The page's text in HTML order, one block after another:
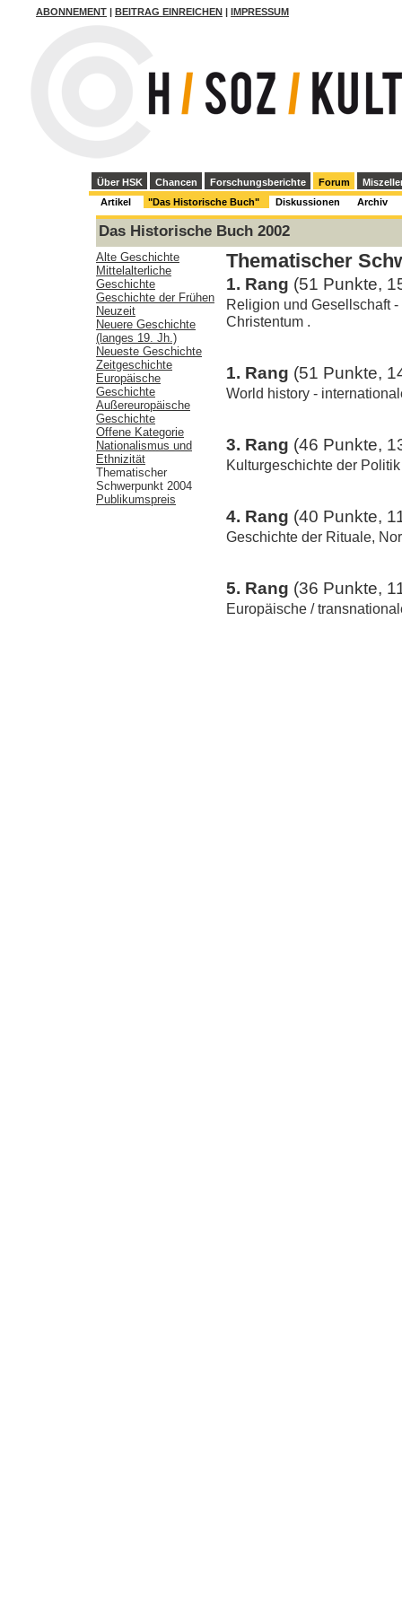
ABONNEMENT BEITRAG EINREICHEN IMPRESSUM
Über HSK Chancen Forschungsberichte Forum
Artikel
"Das Historische Buch" Diskussionen Archiv
Das Historische Buch 2002
Alte Geschichte
Mittelalterliche
Geschichte
Geschichte der Frühen
Neuzeit
Neuere Geschichte
(langes 19. Jh.)
Neueste Geschichte
Zeitgeschichte
Europäische
Geschichte
Außereuropäische
Geschichte
Offene Kategorie
Nationalismus und
Ethnizität
Thematischer
Schwerpunkt 2004
Publikumspreis
Thematischer
1. Rang (51 Punkte,
Religion und Gesellschaft
Christentum .
1. Rang (51 Punkte,
World history -
3. Rang (46 Punkte,
Kulturgeschichte der
4. Rang (40 Punkte,
Geschichte der Rituale,
5. Rang (36 Punkte,
Europäische /